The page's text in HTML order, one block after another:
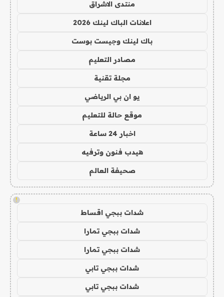
منتدى الاشراق
اعلانات الباك لينك 2026
باك لينك وجيست بوست
مصادر التعليم
مجلة تقنية
يو ان بي الرياضي
موقع حالة للتعليم
اخبار 24 ساعة
هيدب فنون وترفيه
صحيفة العالم
!
شدات ببجي اقساط
شدات ببجي تمارا
شدات ببجي تمارا
شدات ببجي تابي
شدات ببجي تابي